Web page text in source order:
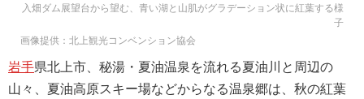
入畑ダム展望台から望む、青い湖と山肌がグラデーション状に紅葉する様
子
画像提供：北上観光コンベンション協会
岩手県北上市、秘湯・夏油温泉を流れる夏油川と周辺の
山々、夏油高原スキー場などからなる温泉郷は、秋の紅葉